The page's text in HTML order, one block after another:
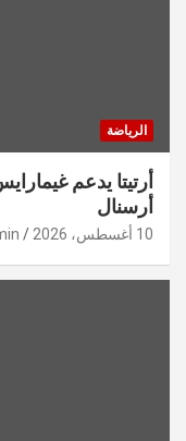
الرياضة
أرتيتا يدعم
أرسنال
10 أغسطس، 2026